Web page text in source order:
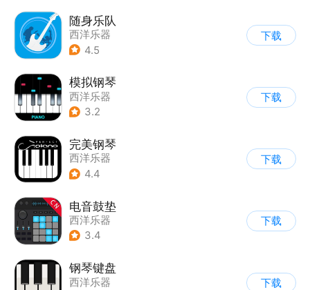
随身乐队
西洋乐器
4.5
下载
模拟钢琴
西洋乐器
3.2
下载
完美钢琴
西洋乐器
4.4
下载
电音鼓垫
西洋乐器
3.4
下载
钢琴键盘
西洋乐器
下载